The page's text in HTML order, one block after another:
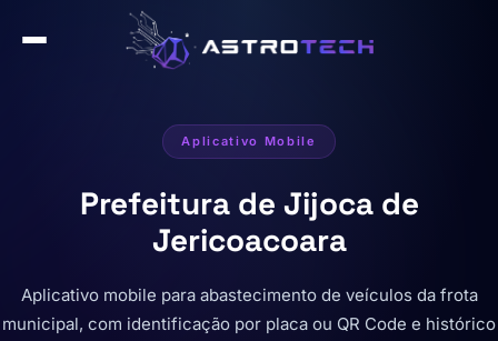
Aplicativo Mobile
Prefeitura de Jijoca de
Jericoacoara
Aplicativo mobile para abastecimento de veículos da frota
municipal, com identificação por placa ou QR Code e histórico